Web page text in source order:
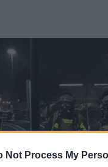
Not Process My